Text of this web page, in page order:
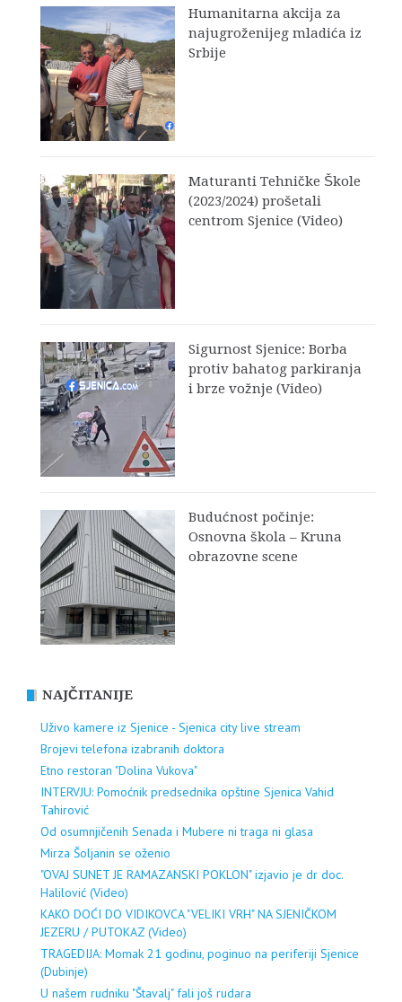
Humanitarna akcija za
najugroženijeg mladića iz
Srbije
Maturanti Tehničke Škole
(2023/2024) prošetali
centrom Sjenice (Video)
Sigurnost Sjenice: Borba
protiv bahatog parkiranja
i brze vožnje (Video)
Budućnost počinje:
Osnovna škola – Kruna
obrazovne scene
NAJČITANIJE
Uživo kamere iz Sjenice - Sjenica city live stream
Brojevi telefona izabranih doktora
Etno restoran "Dolina Vukova"
INTERVJU: Pomoćnik predsednika opštine Sjenica Vahid
Tahirović
Od osumnjičenih Senada i Mubere ni traga ni glasa
Mirza Šoljanin se oženio
"OVAJ SUNET JE RAMAZANSKI POKLON" izjavio je dr doc.
Halilović (Video)
KAKO DOĆI DO VIDIKOVCA "VELIKI VRH" NA SJENIČKOM
JEZERU / PUTOKAZ (Video)
TRAGEDIJA: Momak 21 godinu, poginuo na periferiji Sjenice
(Dubinje)
U našem rudniku "Štavalj" fali još rudara